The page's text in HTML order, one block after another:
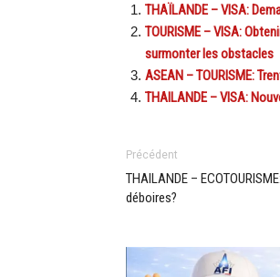
THAÏLANDE – VISA:
TOURISME – VISA:
surmonter les obstacles
ASEAN – TOURISME:
THAILANDE – VISA:
Précédent
THAILANDE –
déboires?